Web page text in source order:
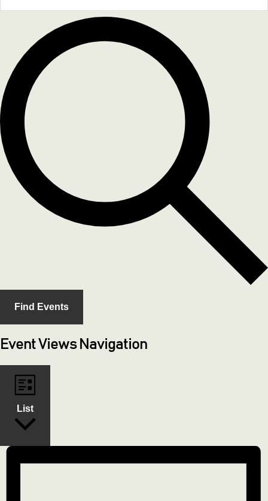
Find Events
Event Views Navigation
List